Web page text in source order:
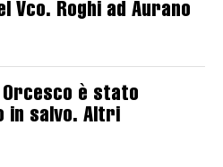
Vco. Roghi ad Aurano
Orcesco è stato
salvo. Altri